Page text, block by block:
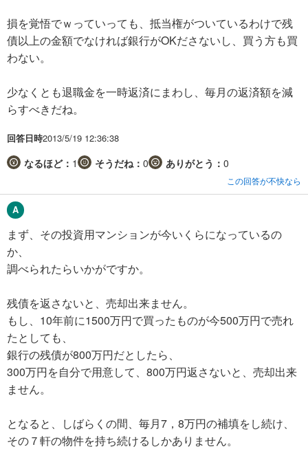
損を覚悟でｗっていっても、抵当権がついているわけで残
債以上の金額でなければ銀行がOKださないし、買う方も買
わない。
少なくとも退職金を一時返済にまわし、毎月の返済額を減
らすべきだね。
回答日時2013/5/19 12:36:38
なるほど： 1 そうだね： 0 ありがとう： 0
この回答が不快なら
まず、その投資用マンションが今いくらになっているの
か、
調べられたらいかがですか。
残債を返さないと、売却出来ません。
もし、10年前に1500万円で買ったものが今500万円で売れ
たとしても、
銀行の残債が800万円だとしたら、
300万円を自分で用意して、800万円返さないと、売却出来
ません。
となると、しばらくの間、毎月7，8万円の補填をし続け、
その７軒の物件を持ち続けるしかありません。